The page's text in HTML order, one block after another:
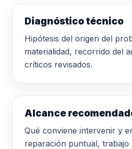
Diagnóstico técnico
Hipótesis del origen del
materialidad, recorrido del
críticos revisados.
Alcance
Qué conviene intervenir y
reparación puntual,